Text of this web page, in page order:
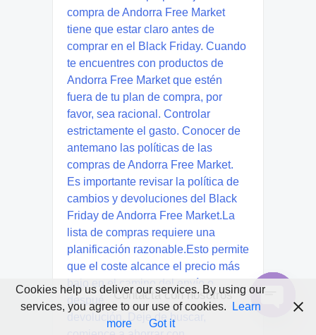
Cookies help us deliver our services. By using our
services, you agree to our use of cookies.
Learn
more
Got it
Contacta con nosotros